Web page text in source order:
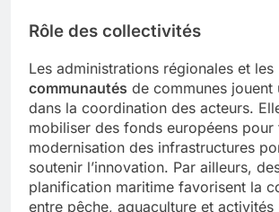
Rôle des collectivités
Les administrations régionales et les
communautés de communes jouent
dans la coordination des acteurs.
mobiliser des fonds européens pour
modernisation des infrastructures
soutenir l’innovation. Par ailleurs,
planification maritime favorisent la
entre pêche, aquaculture et activités